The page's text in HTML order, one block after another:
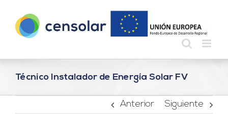
contenido
Técnico Instalador de Energía Solar FV
Anterior Siguiente